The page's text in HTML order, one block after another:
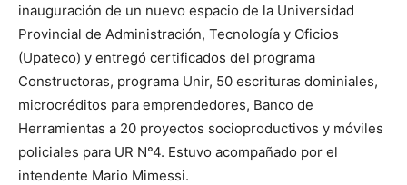
inauguración de un nuevo espacio de la Universidad
Provincial de Administración, Tecnología y Oficios
(Upateco) y entregó certificados del programa
Constructoras, programa Unir, 50 escrituras dominiales,
microcréditos para emprendedores, Banco de
Herramientas a 20 proyectos socioproductivos y móviles
policiales para UR N°4. Estuvo acompañado por el
intendente Mario Mimessi.